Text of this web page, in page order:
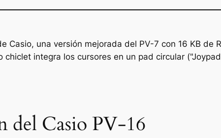
Casio, una versión mejorada del PV-7 con 16 KB de
integra los cursores en un pad circular
del Casio PV-16